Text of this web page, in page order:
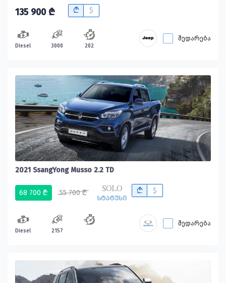
135 900 ₾ B $
Diesel 3000 202
შედარება
2021 SsangYong Musso 2.2 TD
68 700 ₾ 55 700 ₾ B $
Diesel 2157
შედარება